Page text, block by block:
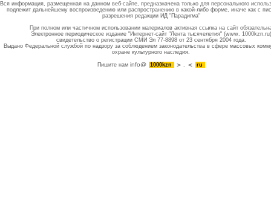
Вся информация, размещенная на данном веб-сайте, предназначена только для персонального
подлежит дальнейшему воспроизведению или распространению в какой-либо форме, иначе как с
разрешения редакции ИД "Парадигма"
При полном или частичном использовании материалов активная ссылка на сайт
Электронное периодическое издание "Интернет-сайт "Лента тысячелетия" (www. 1000kzn.ru)
свидетельство о регистрации СМИ Эл 77-8898 от 23 сентября 2004 года.
Выдано Федеральной службой по надзору за соблюдением законодательства в сфере массовых
охране культурного наследия.
Пишите намinfo@ 1000kzn . ru